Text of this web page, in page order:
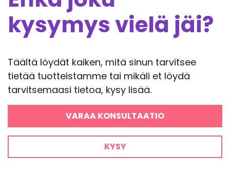
kysymys vielä jäi?
Täältä löydät kaiken, mitä sinun tarvitsee
tietää tuotteistamme tai mikäli et löydä
tarvitsemaasi tietoa, kysy lisää.
VARAA KONSULTAATIO
KYSY